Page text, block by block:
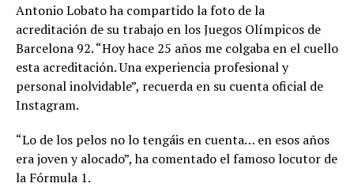
Antonio Lobato ha compartido la foto de la
acreditación de su trabajo en los Juegos Olímpicos de
Barcelona 92. “Hoy hace 25 años me colgaba en el cuello
esta acreditación. Una experiencia profesional y
personal inolvidable”, recuerda en su cuenta oficial de
Instagram.
“Lo de los pelos no lo tengáis en cuenta… en esos años
era joven y alocado”, ha comentado el famoso locutor de
la Fórmula 1.